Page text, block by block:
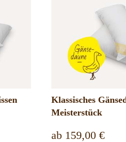
Klassisches
Meisterstück
ab 159,00 €